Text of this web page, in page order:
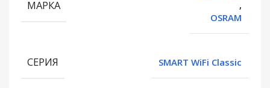
МАРКА
,
OSRAM
СЕРИЯ SMART WiFi Classic